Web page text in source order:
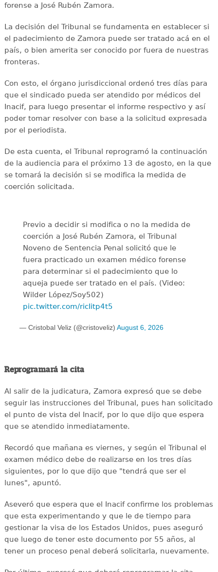
forense a José Rubén Zamora.
La decisión del Tribunal se fundamenta en establecer si
el padecimiento de Zamora puede ser tratado acá en el
país, o bien amerita ser conocido por fuera de nuestras
fronteras.
Con esto, el órgano jurisdiccional ordenó tres días para
que el sindicado pueda ser atendido por médicos del
Inacif, para luego presentar el informe respectivo y así
poder tomar resolver con base a la solicitud expresada
por el periodista.
De esta cuenta, el Tribunal reprogramó la continuación
de la audiencia para el próximo 13 de agosto, en la que
se tomará la decisión si se modifica la medida de
coerción solicitada.
Previo a decidir si modifica o no la medida de
coerción a José Rubén Zamora, el Tribunal
Noveno de Sentencia Penal solicitó que le
fuera practicado un examen médico forense
para determinar si el padecimiento que lo
aqueja puede ser tratado en el país. (Video:
Wilder López/Soy502)
pic.twitter.com/ricIitp4t5
— Cristobal Veliz (@cristoveliz) August 6, 2026
Reprogramará la cita
Al salir de la judicatura, Zamora expresó que se debe
seguir las instrucciones del Tribunal, pues han solicitado
el punto de vista del Inacif, por lo que dijo que espera
que se atendido inmediatamente.
Recordó que mañana es viernes, y según el Tribunal el
examen médico debe de realizarse en los tres días
siguientes, por lo que dijo que "tendrá que ser el
lunes", apuntó.
Aseveró que espera que el Inacif confirme los problemas
que esta experimentando y que le de tiempo para
gestionar la visa de los Estados Unidos, pues aseguró
que luego de tener este documento por 55 años, al
tener un proceso penal deberá solicitarla, nuevamente.